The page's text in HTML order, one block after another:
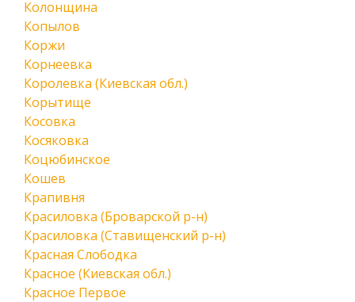
Колонщина
Копылов
Коржи
Корнеевка
Королевка (Киевская обл.)
Корытище
Косовка
Косяковка
Коцюбинское
Кошев
Крапивня
Красиловка (Броварской р-н)
Красиловка (Ставищенский р-н)
Красная Слободка
Красное (Киевская обл.)
Красное Первое